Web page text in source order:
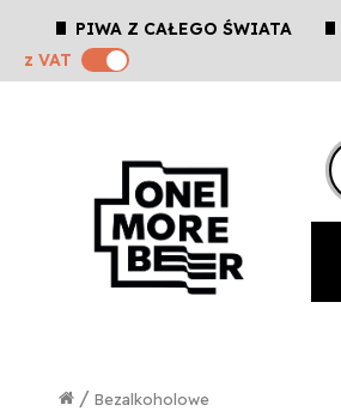
PIWA Z CAŁEGO ŚWIATA
z VAT
Bezalkoholowe
/